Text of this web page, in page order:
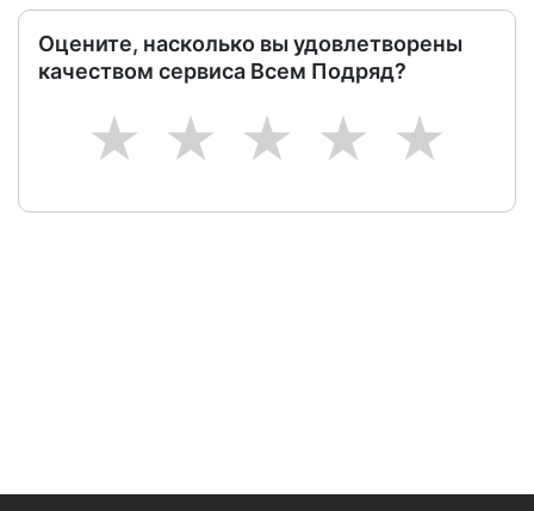
Оцените, насколько вы удовлетворены
качеством сервиса Всем Подряд?
5
4
3
2
1